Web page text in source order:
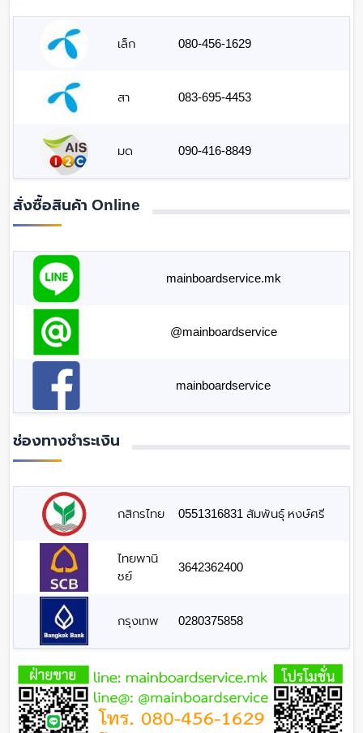
เล็ก 080-456-1629
สา 083-695-4453
มด 090-416-8849
สั่งซื้อสินค้า Online
mainboardservice.mk
@mainboardservice
mainboardservice
ช่องทางชำระเงิน
กสิกรไทย 0551316831 สัมพันธุ์ หงษ์ศรี
ไทยพานิ
ชย์
3642362400
กรุงเทพ 0280375858